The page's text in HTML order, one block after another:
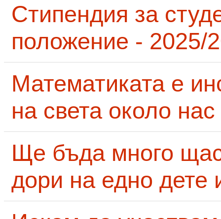
Стипендия за
положение - 2025/
Математиката е
на света около нас
Ще бъда много
дори на едно дете